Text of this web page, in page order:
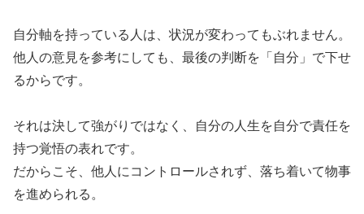
自分軸を持っている人は、状況が変わってもぶれません。
他人の意見を参考にしても、最後の判断を「自分」で下せ
るからです。
それは決して強がりではなく、自分の人生を自分で責任を
持つ覚悟の表れです。
だからこそ、他人にコントロールされず、落ち着いて物事
を進められる。